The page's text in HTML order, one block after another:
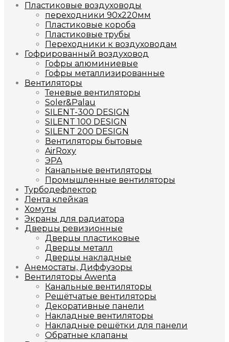
Пластиковые воздуховоды
переходники 90х220мм
Пластиковые короба
Пластиковые трубы
Переходники к воздуховодам
Гофрированный воздуховод
Гофры алюминиевые
Гофры металлизированные
Вентиляторы
Теневые вентиляторы
Soler&Palau
SILENT-300 DESIGN
SILENT 100 DESIGN
SILENT 200 DESIGN
Вентиляторы бытовые
AirRoxy
ЭРА
Канальные вентиляторы
Промышленные вентиляторы
Турбодефлектор
Лента клейкая
Хомуты
Экраны для радиатора
Дверцы ревизионные
Дверцы пластиковые
Дверцы металл
Дверцы накладные
Анемостаты, Диффузоры
Вентиляторы Awenta
Канальные вентиляторы
Решётчатые вентиляторы
Декоративные панели
Накладные вентиляторы
Накладные решётки для панели
Обратные клапаны